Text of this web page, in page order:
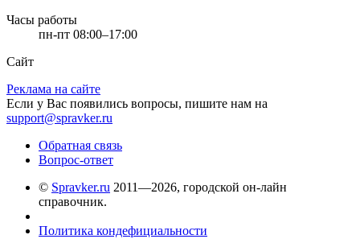
Часы работы
пн-пт 08:00–17:00
Сайт
Реклама на сайте
Если у Вас появились вопросы, пишите нам на
support@spravker.ru
Обратная связь
Вопрос-ответ
© Spravker.ru 2011—2026, городской он-лайн
справочник.
Политика кондефициальности